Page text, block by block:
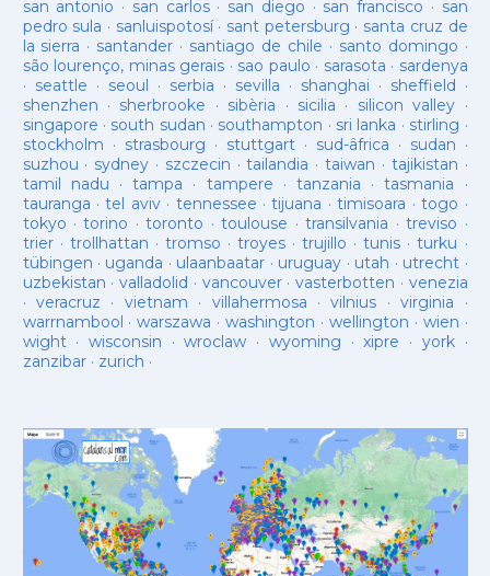
san antonio · san carlos· san diego · san francisco · san
pedro sula · sanluispotosí· sant petersburg · santa cruz de
la sierra · santander · santiago de chile · santo domingo ·
são lourenço, minas gerais · sao paulo · sarasota · sardenya
· seattle · seoul · serbia · sevilla · shanghai · sheffield ·
shenzhen · sherbrooke · sibèria · sicilia · silicon valley ·
singapore · south sudan · southampton · sri lanka · stirling ·
stockholm · strasbourg · stuttgart· sud-âfrica · sudan ·
suzhou · sydney · szczecin ·tailandia ·taiwan · tajikistan ·
tamil nadu ·tampa · tampere · tanzania ·tasmania ·
tauranga ·tel aviv· tennessee ·tijuana ·timisoara ·togo ·
tokyo ·torino ·toronto ·toulouse ·transilvania ·treviso ·
trier· trollhattan · tromso · troyes·trujillo ·tunis ·turku ·
tübingen · uganda · ulaanbaatar · uruguay · utah · utrecht ·
uzbekistan · valladolid · vancouver· vasterbotten · venezia
· veracruz · vietnam · villahermosa ·vilnius ·virginia ·
warrnambool ·warszawa ·washington · wellington · wien ·
wight· wisconsin ·wroclaw · wyoming ·xipre · york·
zanzibar· zurich ·